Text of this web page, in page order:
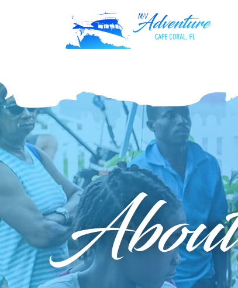
About